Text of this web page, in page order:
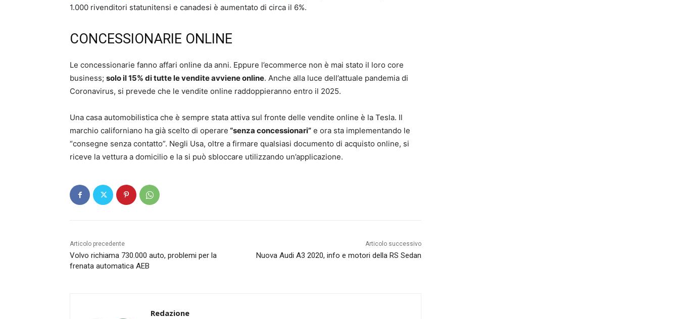
1.000 rivenditori statunitensi e canadesi è aumentato di circa il 6%.
CONCESSIONARIE ONLINE
Le concessionarie fanno affari online da anni. Eppure l’ecommerce non è mai stato il loro core
business; solo il 15% di tutte le vendite avviene online. Anche alla luce dell’attuale pandemia di
Coronavirus, si prevede che le vendite online raddoppieranno entro il 2025.
Una casa automobilistica che è sempre stata attiva sul fronte delle vendite online è la Tesla. Il
marchio californiano ha già scelto di operare “senza concessionari” e ora sta implementando le
“consegne senza contatto”. Negli Usa, oltre a firmare qualsiasi documento di acquisto online, si
riceve la vettura a domicilio e la si può sbloccare utilizzando un’applicazione.
Articolo precedente
Volvo richiama 730.000 auto, problemi per la
frenata automatica AEB
Articolo successivo
Nuova Audi A3 2020, info e motori della RS Sedan
Redazione